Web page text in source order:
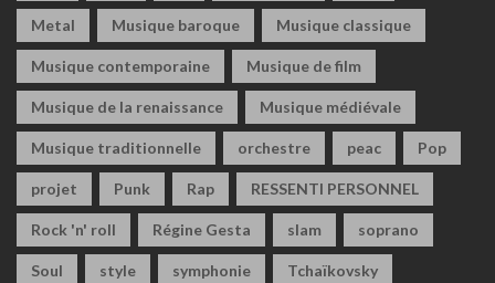
Metal Musique baroque Musique classique
Musique contemporaine Musique de film
Musique de la renaissance Musique médiévale
Musique traditionnelle orchestre peac Pop
projet Punk Rap RESSENTI PERSONNEL
Rock 'n' roll Régine Gesta slam soprano
Soul style symphonie Tchaïkovsky